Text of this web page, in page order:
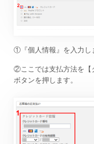
①『個人情報』を入力し
②ここでは支払方法を【
ボタンを押します。